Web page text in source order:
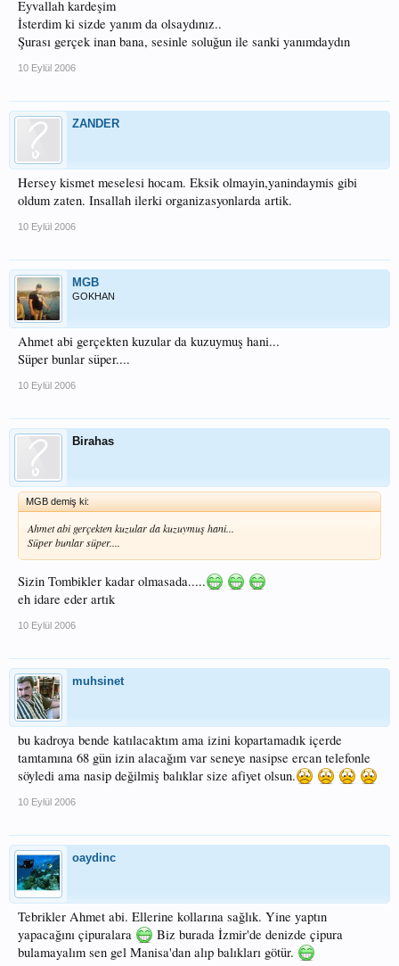
Eyvallah kardeşim
İsterdim ki sizde yanım da olsaydınız..
Şurası gerçek inan bana, sesinle soluğun ile sanki yanımdaydın
10 Eylül 2006
ZANDER
Hersey kismet meselesi hocam. Eksik olmayin,yanindaymis gibi
oldum zaten. Insallah ilerki organizasyonlarda artik.
10 Eylül 2006
MGB
GOKHAN
Ahmet abi gerçekten kuzular da kuzuymuş hani...
Süper bunlar süper....
10 Eylül 2006
Birahas
MGB demiş ki:
Ahmet abi gerçekten kuzular da kuzuymuş hani...
Süper bunlar süper....
Sizin Tombikler kadar olmasada.....
eh idare eder artık
10 Eylül 2006
muhsinet
bu kadroya bende katılacaktım ama izini kopartamadık içerde
tamtamına 68 gün izin alacağım var seneye nasipse ercan telefonle
söyledi ama nasip değilmiş balıklar size afiyet olsun.
10 Eylül 2006
oaydinc
Tebrikler Ahmet abi. Ellerine kollarına sağlık. Yine yaptın
yapacağını çipuralara
Biz burada İzmir'de denizde çipura
bulamayalım sen gel Manisa'dan alıp balıkları götür.